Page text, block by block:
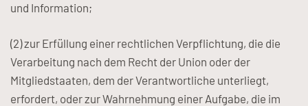
und Information;
(2) zur Erfüllung einer rechtlichen Verpflichtung, die die
Verarbeitung nach dem Recht der Union oder der
Mitgliedstaaten, dem der Verantwortliche unterliegt,
erfordert, oder zur Wahrnehmung einer Aufgabe, die im